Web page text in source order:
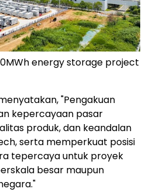
energy storage project
"Pengakuan
kepercayaan pasar
produk, dan keandalan
serta memperkuat posisi
tepercaya untuk proyek
besar maupun